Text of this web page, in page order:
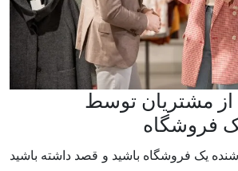
از مشتریان توسط
فروشگاه
یک فروشگاه باشید و قصد داشته باشید